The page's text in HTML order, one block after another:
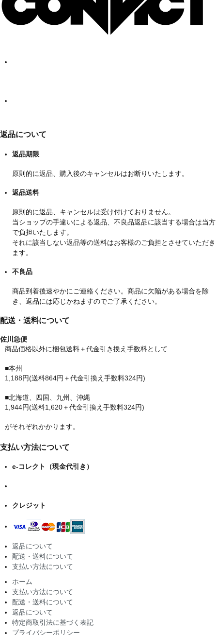
返品について
返品期限
原則的に返品、購入後のキャンセルはお断りいたします。
返品送料
原則的に返品、キャンセルは受け付けておりません。
当ショップの手違いによる返品、不良品返品に該当する場合は当方
で負担いたします。
それに該当しない返品等の送料はお客様のご負担とさせていただき
ます。
不良品
商品到着後速やかにご連絡ください。商品に欠陥がある場合を除
き、返品には応じかねますのでご了承ください。
配送・送料について
佐川急便
商品価格以外に梱包送料＋代金引き換え手数料として
■本州
1,188円(送料864円＋代金引換え手数料324円)
■北海道、四国、九州、沖縄
1,944円(送料1,620＋代金引換え手数料324円)
がそれぞれかかります。
支払い方法について
e-コレクト（現金代引き）
クレジット
返品について
配送・送料について
支払い方法について
ホーム
支払い方法について
配送・送料について
返品について
特定商取引法に基づく表記
プライバシーポリシー